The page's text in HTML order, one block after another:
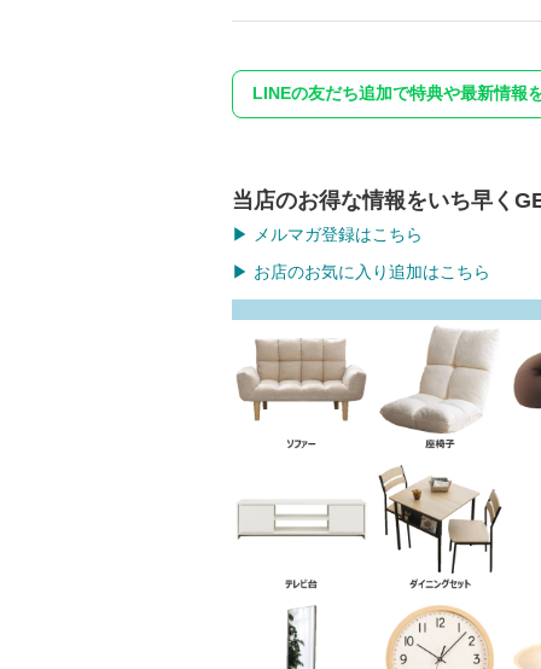
LINEの友だち追加で特典や最新情報
当店のお得な情報をいち早く
▶ メルマガ登録はこちら
▶ お店のお気に入り追加はこちら